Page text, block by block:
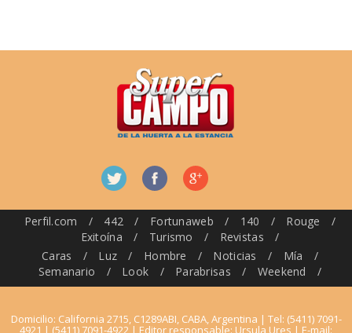
Perfil.com / 442 / Fortunaweb / 140 / Rouge
/
Exitoína
/ Turismo / Revistas
/
Caras
/ Luz / Hombre / Noticias / Mía
/
Semanario
/ Look / Parabrisas / Weekend /
Domicilio: California 2715, C1289ABI, CABA, Argentina | Tel: (5411) 7091-
4921 | (5411) 7091-4922 | Editor responsable: Ursula Ures | E-mail: